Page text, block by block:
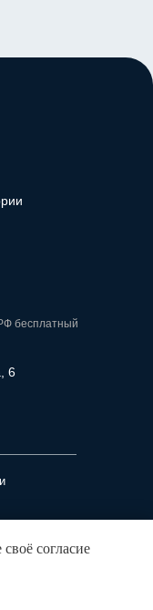
6
ул
бесплатный
согласие